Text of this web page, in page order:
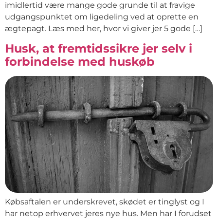
imidlertid være mange gode grunde til at fravige
udgangspunktet om ligedeling ved at oprette en
ægtepagt. Læs med her, hvor vi giver jer 5 gode […]
Husk, at fremtidssikre jer selv i
forbindelse med huskøb
Købsaftalen er underskrevet, skødet er tinglyst og I
har netop erhvervet jeres nye hus. Men har I forudset